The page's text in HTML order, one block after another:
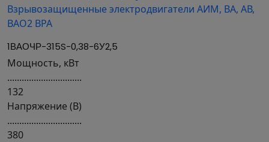
1ВАОЧР-315S-0,38-6У2,5
Мощность, кВт
...............................
132
Напряжение (В)
...............................
380